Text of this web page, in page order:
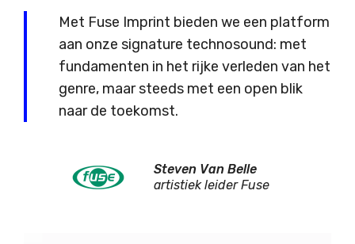
Met Fuse Imprint bieden we een platform
aan onze signature technosound: met
fundamenten in het rijke verleden van het
genre, maar steeds met een open blik
naar de toekomst.
Steven Van Belle
artistiek leider Fuse